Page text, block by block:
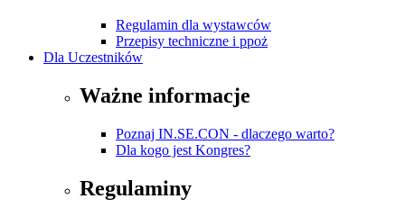
Regulamin dla wystawców
Przepisy techniczne i ppoż
Dla Uczestników
Ważne informacje
Poznaj IN.SE.CON - dlaczego warto?
Dla kogo jest Kongres?
Regulaminy